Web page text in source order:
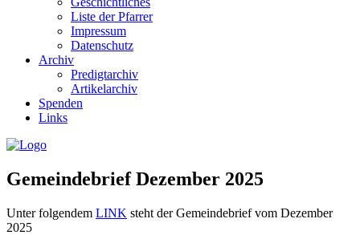
Liste der Pfarrer
Impressum
Datenschutz
Archiv
Predigtarchiv
Artikelarchiv
Spenden
Links
Gemeindebrief Dezember 2025
Unter folgendem LINK steht der Gemeindebrief vom Dezember
2025